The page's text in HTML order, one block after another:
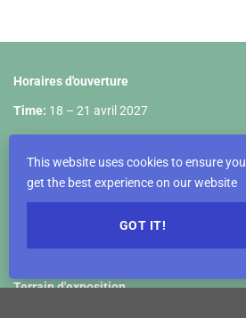
Horaires d'ouverture
Time: 18 – 21 avril 2027
19 avril : 09h00 – 18h00
20 avril : 09h00 – 18h00
21 avril : 09h00 – 17h00
Terrain d'exposition
This website uses cookies to ensure you
get the best experience on our website
GOT IT!